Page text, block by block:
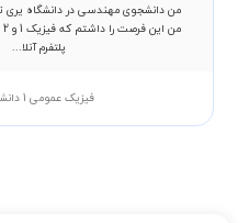
من دانشجوی مهندسی در دانشگاه یری
پلتفرم آنلا...
فیزیک عمومی 1 دانشگاه